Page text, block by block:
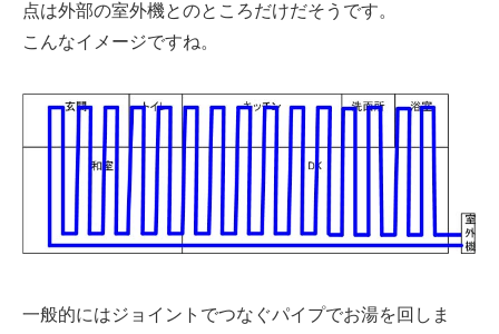
点は外部の室外機とのところだけだそうです。
こんなイメージですね。
一般的にはジョイントでつなぐパイプでお湯を回しま